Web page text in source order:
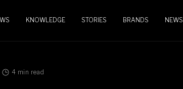
KNOWLEDGE STORIES BRANDS NEWS
4 min read